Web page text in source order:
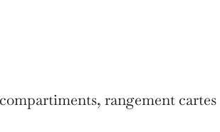
rangement cartes